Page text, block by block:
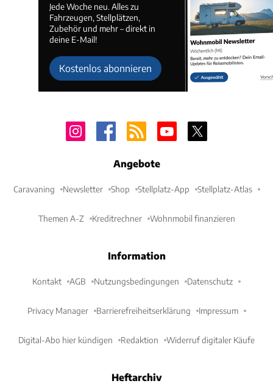
Jede Woche neu. Alles zu
Fahrzeugen, Stellplätzen,
Zubehör und mehr – direkt in
deine E-Mail!
Kostenlos abonnieren
Angebote
Caravaning Newsletter Shop Stellplatz-App Stellplatz-Atlas
Themen A-Z Kreditrechner Wohnmobil finanzieren
Information
Kontakt AGB Nutzungsbedingungen Datenschutz
Privacy Manager Barrierefreiheitserklärung Impressum
Digital-Abo hier kündigen Redaktion Widerruf digitaler Käufe
Heftarchiv